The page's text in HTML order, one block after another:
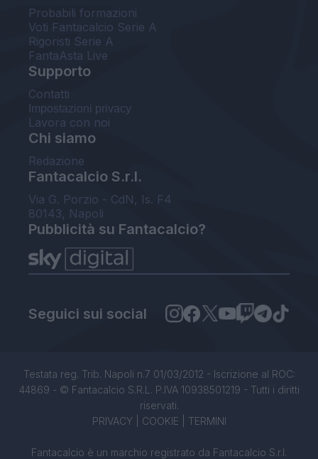
Probabili formazioni
Voti Fantacalcio Serie A
Rigoristi Serie A
FantaAsta Live
Supporto
Contatti
Impostazioni privacy
Lavora con noi
Chi siamo
Redazione
Fantacalcio S.r.l.
Via G. Porzio - CdN, Is. F4
80143, Napoli
Pubblicità su Fantacalcio?
Seguici sui social
Testata reg. Trib. Napoli n.7 01/03/2012 - Iscrizione al ROC:
44869 - © Fantacalcio S.R.L. P.IVA 10938501219 - Tutti i diritti
riservati.
PRIVACY| COOKIE TERMINI
Fantacalcio è un marchio registrato da Fantacalcio S.r.l.